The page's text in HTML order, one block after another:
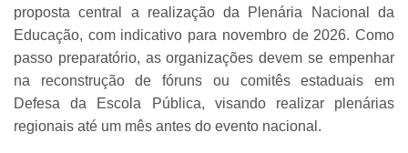
proposta central a realização da Plenária Nacional da
Educação, com indicativo para novembro de 2026. Como
passo preparatório, as organizações devem se empenhar
na reconstrução de fóruns ou comitês estaduais em
Defesa da Escola Pública, visando realizar plenárias
regionais até um mês antes do evento nacional.